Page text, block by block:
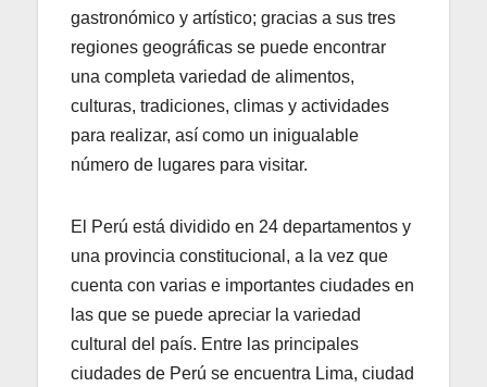
gastronómico y artístico; gracias a sus tres
regiones geográficas se puede encontrar
una completa variedad de alimentos,
culturas, tradiciones, climas y actividades
para realizar, así como un inigualable
número de lugares para visitar.
El Perú está dividido en 24 departamentos y
una provincia constitucional, a la vez que
cuenta con varias e importantes ciudades en
las que se puede apreciar la variedad
cultural del país. Entre las principales
ciudades de Perú se encuentra Lima, ciudad